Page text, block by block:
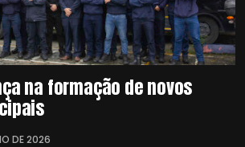
na formação de novos
DE 2026